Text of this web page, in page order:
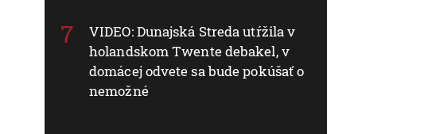
VIDEO: Dunajská Streda utŕžila v
holandskom Twente debakel, v
domácej odvete sa bude pokúšať o
nemožné